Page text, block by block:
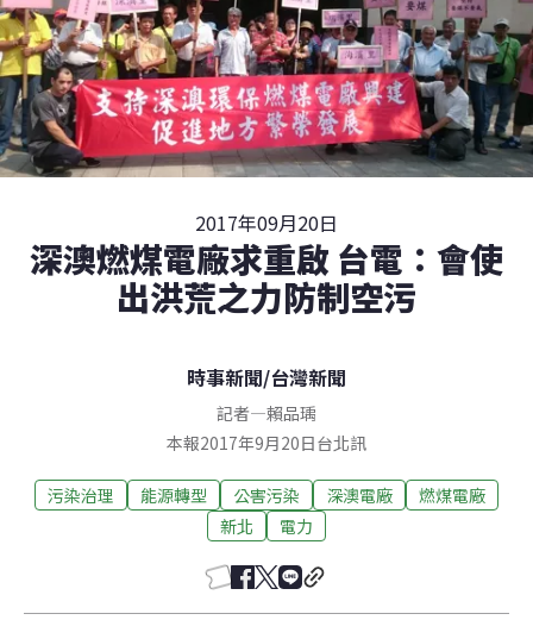
2017年09月20日
深澳燃煤電廠求重啟 台電：會使
出洪荒之力防制空污
時事新聞/台灣新聞
記者—賴品瑀
本報2017年9月20日台北訊
污染治理 能源轉型 公害污染 深澳電廠
燃煤電廠
新北
電力